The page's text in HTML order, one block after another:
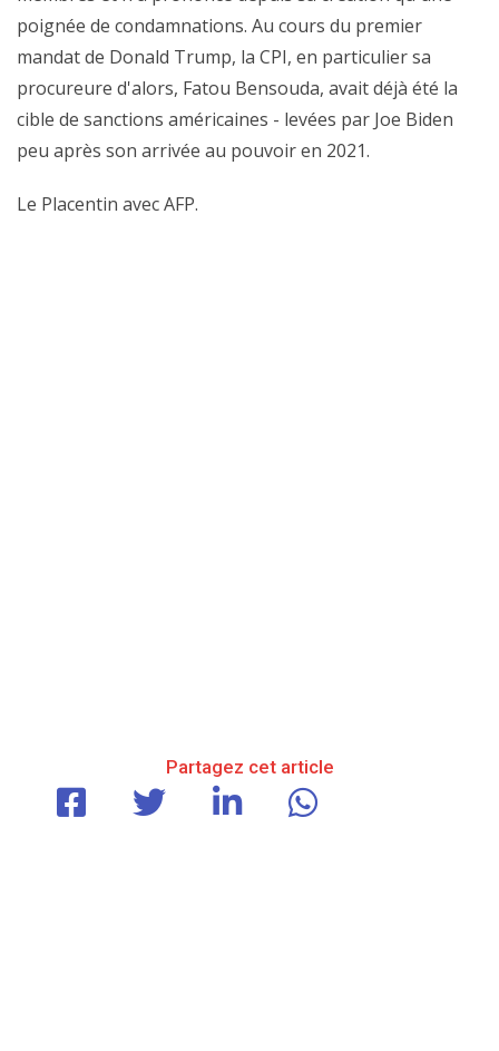
poignée de condamnations. Au cours du premier
mandat de Donald Trump, la CPI, en particulier sa
procureure d'alors, Fatou Bensouda, avait déjà été la
cible de sanctions américaines - levées par Joe Biden
peu après son arrivée au pouvoir en 2021.
Le Placentin avec AFP.
Partagez cet article